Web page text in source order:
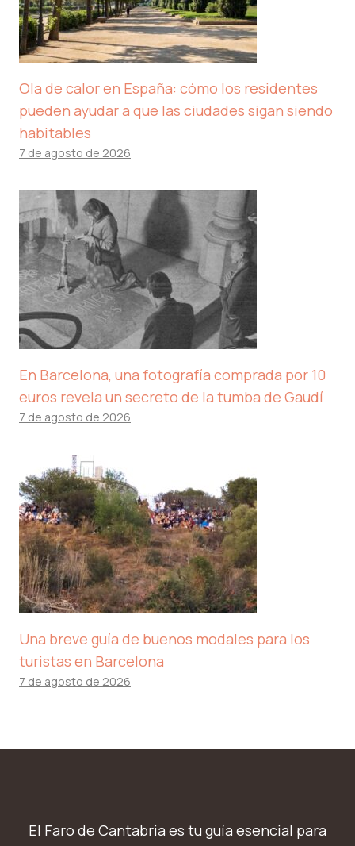
Ola de calor en España: cómo los residentes
pueden ayudar a que las ciudades sigan siendo
habitables
7 de agosto de 2026
En Barcelona, ​​una fotografía comprada por 10
euros revela un secreto de la tumba de Gaudí
7 de agosto de 2026
Una breve guía de buenos modales para los
turistas en Barcelona
7 de agosto de 2026
El Faro de Cantabria es tu guía esencial para